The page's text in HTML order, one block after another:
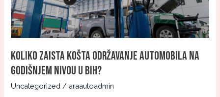
Koliko zaista košta održavanje automobila na
godišnjem nivou u BiH?
Uncategorized / araautoadmin
godišnjem
nivou
u